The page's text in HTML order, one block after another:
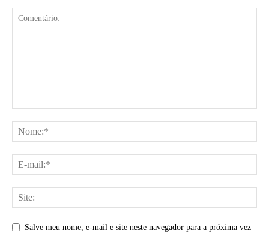
Salve meu nome, e-mail e site neste navegador para a próxima vez